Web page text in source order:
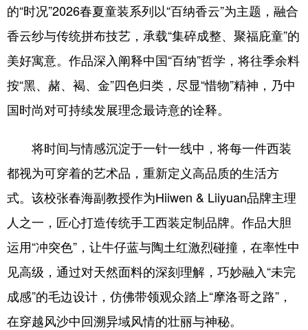
的“时况”2026春夏童装系列以“百纳香云”为主题，融合
香云纱与传统拼布技艺，承载“集碎成整、聚福庇童”的
美好寓意。作品深入阐释中国“百纳”哲学，将往季余料
按“黑、赭、褐、金”四色归类，尽显“惜物”精神，乃中
国时尚对可持续发展理念最诗意的诠释。
将时间与情感沉淀于一针一线中，将每一件西装
都视为可穿着的艺术品，重新定义高品质的生活方
式。该校张春海副教授作为Hiiwen & Liiyuan品牌主理
人之一，匠心打造传统手工西装定制品牌。作品大胆
运用“冲突色”，让牛仔蓝与陶土红激烈碰撞，在率性中
见高级，通过对天然面料的深刻理解，巧妙融入“未完
成感”的毛边设计，仿佛带领观众踏上“摩洛哥之路”，
在穿越风沙中回溯异域风情的壮丽与神秘。